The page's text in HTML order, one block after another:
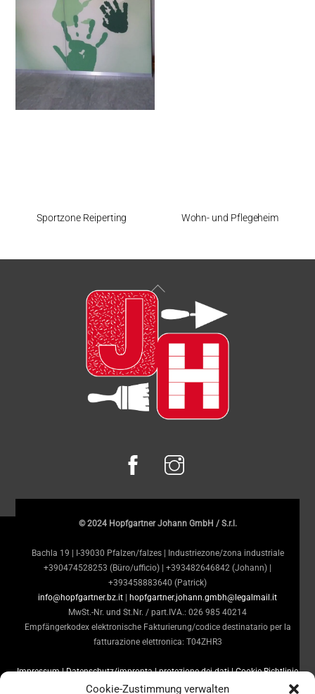
Cookie-Zustimmung verwalten
Sportzone Reiperting Wohn- und Pflegeheim
Back
To
Top
© 2024 Hopfgartner Johann GmbH / S.r.l.
Bachla 19 | I-39030 Pfalzen/falzes | Industriezone/zona industriale
+390474528253 (Büro/ufficio) | +393482646842 (Johann) |
+393458883640 (Patrick)
info@hopfgartner.bz.it
hopfgartner.johann.gmbh@legalmail.it
MwSt.-Nr. und St.Nr. / part.IVA.: 026 985 40214
Empfängerkodex elektronische Fakturierung/codice destinatario per la
fatturazione elettronica: T04ZHR3
Impressum | Datenschutz/impronta | protezione dei dati | Cookie Richtlinie
EU/direttiva sui cookie UE